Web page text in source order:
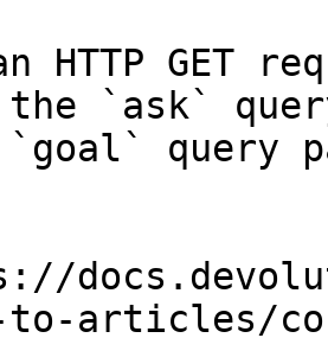
HTTP GET
the `ask`
query
to-articles/